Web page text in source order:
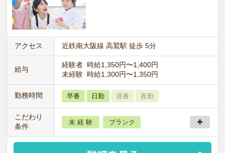
アクセス 近鉄南大阪線 高鷲駅 徒歩 5分
給与
経験者 時給1,350円〜1,400円
未経験 時給1,300円〜1,350円
勤務時間 早番 日勤 遅番 夜勤
こだわり
条件
未 経 験 ブランク